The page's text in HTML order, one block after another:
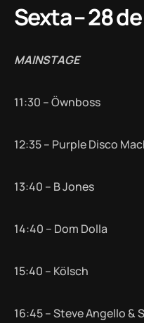
Sexta – 28
MAINSTAGE
11:30 – Öwnboss
12:35 – Purple Disco
13:40 – B Jones
14:40 – Dom Dolla
15:40 – Kölsch
16:45 – Steve Angello &